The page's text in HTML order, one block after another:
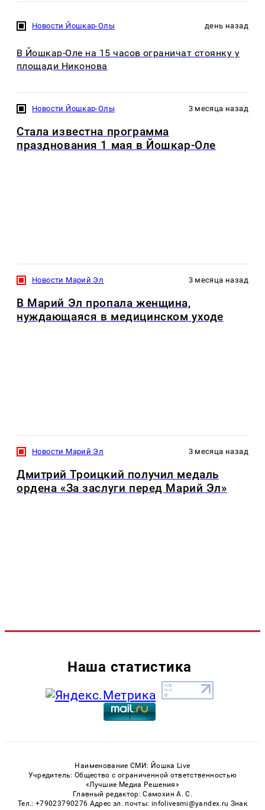
Новости Йошкар-Олы день назад
В Йошкар-Оле на 15 часов ограничат стоянку у
площади Никонова
Новости Йошкар-Олы 3 месяца назад
Стала известна программа
празднования 1 мая в Йошкар-Оле
Новости Марий Эл 3 месяца назад
В Марий Эл пропала женщина,
нуждающаяся в медицинском уходе
Новости Марий Эл 3 месяца назад
Дмитрий Троицкий получил медаль
ордена «За заслуги перед Марий Эл»
Наша статистика
Наименование СМИ: Йошка Live
Учредитель: Общество с ограниченной ответственностью
«Лучшие Медиа Решения»
Главный редактор: Самохин А. С.
Тел.: +79023790276 Адрес эл. почты: infolivesmi@yandex.ru Знак